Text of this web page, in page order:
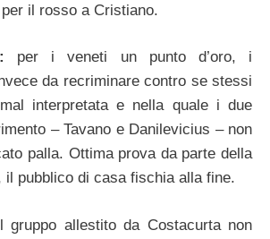
il rosso a Cristiano.
per i veneti un punto d’oro, i
da recriminare contro se stessi
interpretata e nella quale i due
– Tavano e Danilevicius – non
palla. Ottima prova da parte della
il pubblico di casa fischia alla fine.
gruppo allestito da Costacurta non